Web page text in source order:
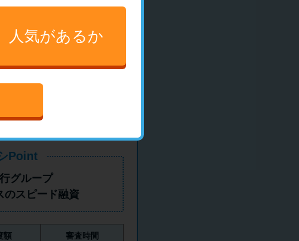
こちら
めます。
Point
グループ
のスピード融資
額 審査時間
人気があるか